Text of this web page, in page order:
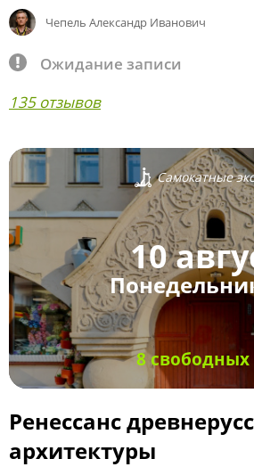
Чепель Александр Иванович
Ожидание записи
135 отзывов
Самокатные
10
8 свободных
Ренессанс
архитектуры